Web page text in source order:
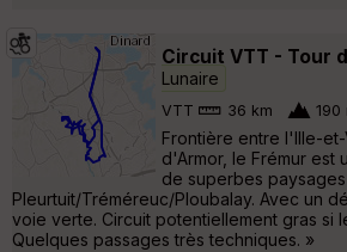
Circuit VTT - Tour
Lunaire
VTT 36 km 190
Frontière entre l'Ille-
d'Armor, le Frémur est
de superbes
Pleurtuit/Tréméreuc/Ploubalay. Avec un
voie verte. Circuit potentiellement gras si
Quelques passages très techniques. »